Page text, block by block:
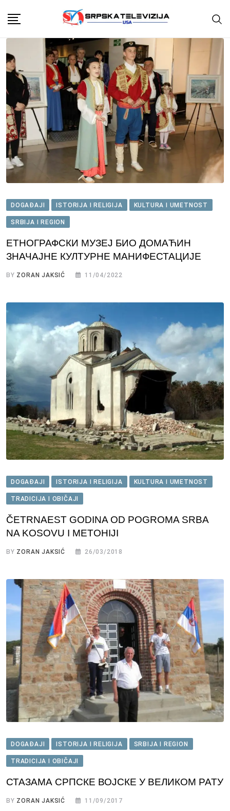
content
DOGAĐAJI ISTORIJA I RELIGIJA KULTURA I UMETNOST
SRBIJA I REGION
ЕТНОГРАФСКИ МУЗЕЈ БИО ДОМАЋИН
ЗНАЧАЈНЕ КУЛТУРНЕ МАНИФЕСТАЦИЈЕ
BY ZORAN JAKSIĆ 11/04/2022
DOGAĐAJI ISTORIJA I RELIGIJA KULTURA I UMETNOST
TRADICIJA I OBIČAJI
ČETRNAEST GODINA OD POGROMA SRBA
NA KOSOVU I METOHIJI
BY ZORAN JAKSIĆ 26/03/2018
DOGAĐAJI ISTORIJA I RELIGIJA SRBIJA I REGION
TRADICIJA I OBIČAJI
СТАЗАМА СРПСКЕ ВОЈСКЕ У ВЕЛИКОМ РАТУ
BY ZORAN JAKSIĆ 11/09/2017